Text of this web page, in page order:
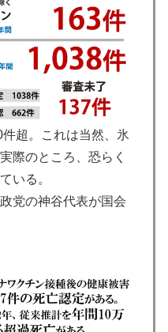
超。これは当然、氷
際のところ、恐らく
いる。
党の神谷代表が国会